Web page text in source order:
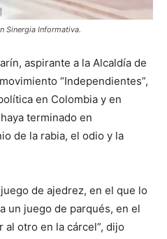
Sinergia Informativa.
aspirante a la Alcaldía de
“Independientes”,
en Colombia y en
terminado en
de la rabia, el odio y la
de ajedrez, en el que lo
un juego de parqués, en el
otro en la cárcel”, dijo